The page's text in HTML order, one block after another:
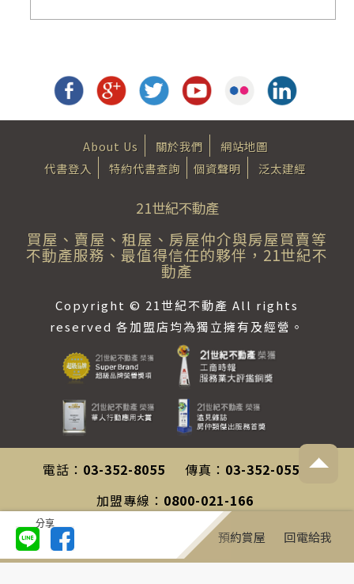
分享
預約賞屋 回電給我
About Us 關於我們
網站地圖
代書登入
特約代書查詢 個資聲明 泛太建經
21世紀不動產
買屋、賣屋、租屋、房屋仲介與房屋買賣等
不動產服務、最值得信任的夥伴，21世紀不
動產
Copyright © 21世紀不動產 All rights
reserved 各加盟店均為獨立擁有及經營。
電話： 03-352-8055 傳真： 03-352-0558
加盟專線： 0800-021-166
0800-212-196
聯絡信箱：service@century21.com.tw